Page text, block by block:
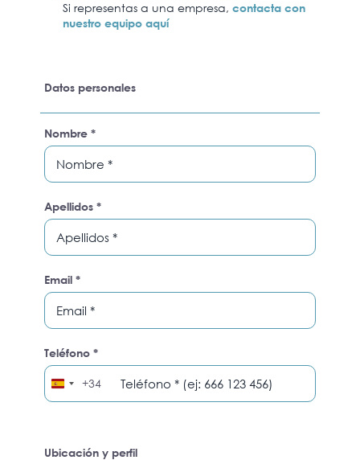
Si representas a una empresa, contacta con
nuestro equipo aquí
Datos personales
Nombre *
Apellidos *
Email *
Teléfono *
Spain+34
Ubicación y perfil